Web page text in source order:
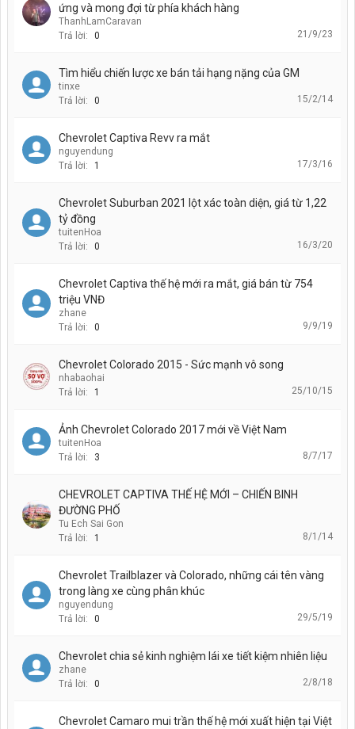
ứng và mong đợi từ phía khách hàng
ThanhLamCaravan
Trả lời:
0 21/9/23
Tìm hiểu chiến lược xe bán tải hạng nặng của GM
tinxe
Trả lời:
0 15/2/14
Chevrolet Captiva Revv ra mắt
nguyendung
Trả lời:
1 17/3/16
Chevrolet Suburban 2021 lột xác toàn diện, giá từ 1,22
tỷ đồng
tuitenHoa
Trả lời:
0 16/3/20
Chevrolet Captiva thế hệ mới ra mắt, giá bán từ 754
triệu VNĐ
zhane
Trả lời:
0 9/9/19
Chevrolet Colorado 2015 - Sức mạnh vô song
nhabaohai
Trả lời:
1 25/10/15
Ảnh Chevrolet Colorado 2017 mới về Việt Nam
tuitenHoa
Trả lời:
3 8/7/17
CHEVROLET CAPTIVA THẾ HỆ MỚI – CHIẾN BINH
ĐƯỜNG PHỐ
Tu Ech Sai Gon
Trả lời:
1 8/1/14
Chevrolet Trailblazer và Colorado, những cái tên vàng
trong làng xe cùng phân khúc
nguyendung
Trả lời:
0 29/5/19
Chevrolet chia sẻ kinh nghiệm lái xe tiết kiệm nhiên liệu
zhane
Trả lời:
0 2/8/18
Chevrolet Camaro mui trần thế hệ mới xuất hiện tại Việt